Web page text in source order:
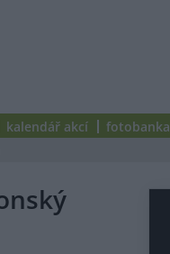
kalendář akcí fotobanka